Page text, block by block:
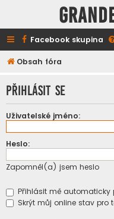
Facebook skupina
Obsah fóra
Přihlásit se
Uživatelské jméno:
Heslo:
Zapomněl(a) jsem heslo
Přihlásit mě automaticky
Skrýt můj online stav pro